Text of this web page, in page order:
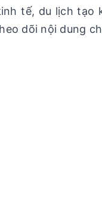
tế, du lịch tạo
dõi nội dung